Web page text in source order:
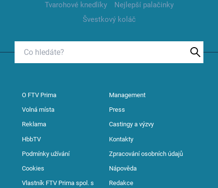
Tvarohové knedlíky
Nejlepší palačinky
Švestkový koláč
O FTV Prima Management
Volná místa Press
Reklama Castingy a výzvy
HbbTV Kontakty
Podmínky užívání Zpracování osobních údajů
Cookies Nápověda
Vlastník FTV Prima spol. s
Redakce